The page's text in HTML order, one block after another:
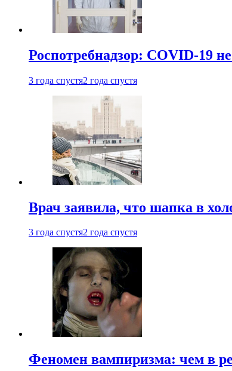
Роспотребнадзор: COVID-19
3 года спустя2 года спустя
Врач заявила, что шапка в
3 года спустя2 года спустя
Феномен вампиризма: чем в